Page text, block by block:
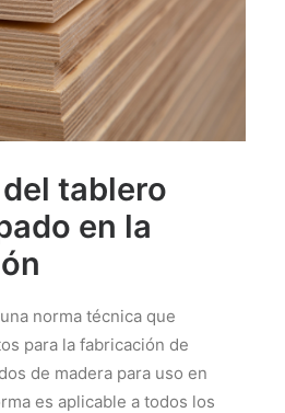
tablero
en la
norma técnica que
para la fabricación de
de madera para uso en
es aplicable a todos los